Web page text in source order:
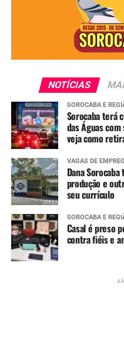
Sobre Lalis
Cantora e compositora,
artística em 2017: ela se
no palco com seu irmão, o
Julio Moura. Em 2019,
MPB Saravá como
projeto solo para poder
do Pop e do Soul. Para se
é aluna no Conservatório
de Campos, em Tatuí.
NOTÍCIAS
SOROCABA E
Sorocaba terá
das Águas
veja como
VAGAS DE
Dana
produção e
seu currículo
SOROCABA E
Casal é preso
contra fiéis e